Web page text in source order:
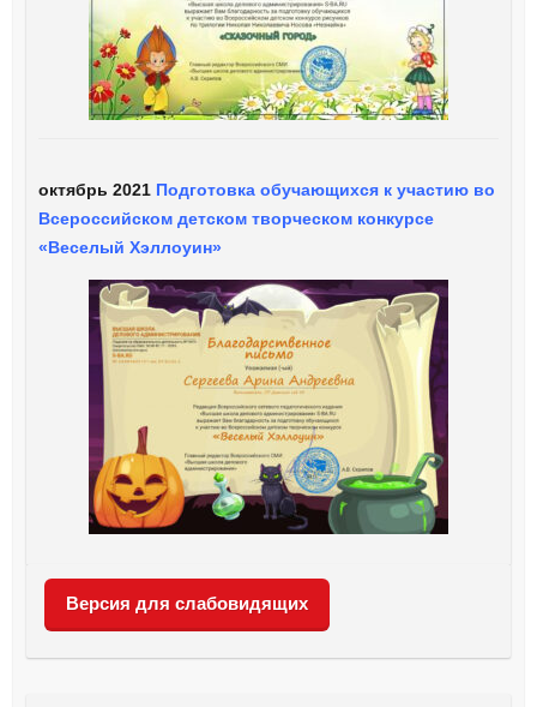
октябрь 2021Подготовка обучающихся к участию во
Всероссийском детском творческом конкурсе
«Веселый Хэллоуин»
Версия для слабовидящих